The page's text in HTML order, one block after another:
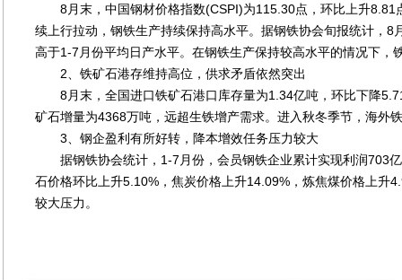
8月末，中国钢材价格指数(CSPI)为115.30点，环比上升8.81
续上行拉动，钢铁生产持续保持高水平。据钢铁协会旬报统计，
高于1-7月份平均日产水平。在钢铁生产保持较高水平的情况下，
2、铁矿石港存维持高位，供求矛盾依然突出
8月末，全国进口铁矿石港口库存量为1.34亿吨，环比下降
矿石增量为4368万吨，远超生铁增产需求。进入秋冬季节，海外
3、钢企盈利有所好转，降本增效任务压力较大
据钢铁协会统计，1-7月份，会员钢铁企业累计实现利润703亿
石价格环比上升5.10%，焦炭价格上升14.09%，炼焦煤价格上升
较大压力。